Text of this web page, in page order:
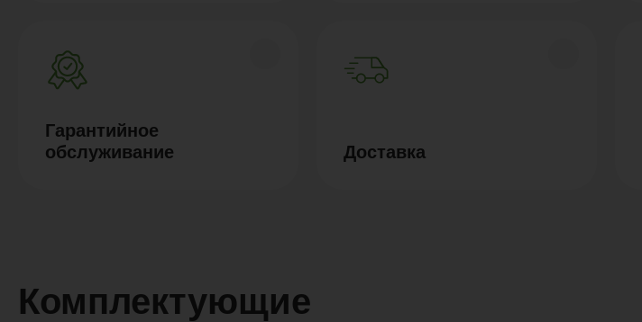
Гарантийное
обслуживание
Доставка
Комплектующие